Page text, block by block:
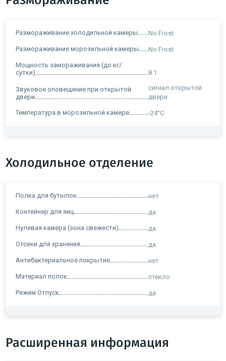
Размораживание холодильной камеры No Frost
Размораживание морозильной камеры No Frost
Мощность замораживания (до кг/
сутки)
8.1
Звуковое оповещение при открытой
двери
сигнал открытой
двери
Температура в морозильной камере -24°C
Холодильное отделение
Полка для бутылок нет
Контейнер для яиц да
Нулевая камера (зона свежести) да
Отсеки для хранения да
Антибактериальное покрытие нет
Материал полок стекло
Режим Отпуск да
Расширенная информация